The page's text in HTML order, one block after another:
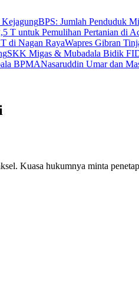
KejagungBPS: Jumlah Penduduk
T untuk Pemulihan Pertanian di
di Nagan RayaWapres Gibran
SKK Migas & Mubadala Bidik
BPMANasaruddin Umar dan
Kuasa hukumnya minta